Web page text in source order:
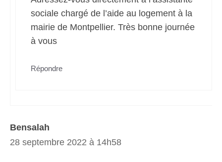
sociale chargé de l’aide au logement à la
mairie de Montpellier. Très bonne journée
à vous
Répondre
Bensalah
28 septembre 2022 à 14h58